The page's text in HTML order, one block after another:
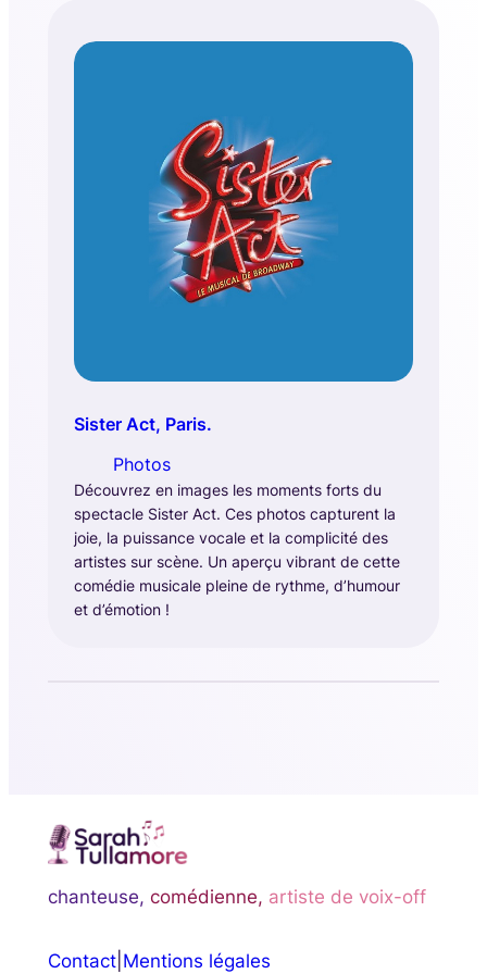
Sister Act, Paris.
Photos
Découvrez en images les moments forts du
spectacle Sister Act. Ces photos capturent la
joie, la puissance vocale et la complicité des
artistes sur scène. Un aperçu vibrant de cette
comédie musicale pleine de rythme, d’humour
et d’émotion !
chanteuse, comédienne, artiste de voix-off
Contact| Mentions légales